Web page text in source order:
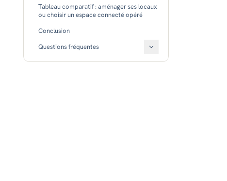
Acceptation par les collaborateurs
Tableau comparatif : aménager ses locaux
ou choisir un espace connecté opéré
Conclusion
Questions fréquentes
Quel budget prévoir pour transformer ses